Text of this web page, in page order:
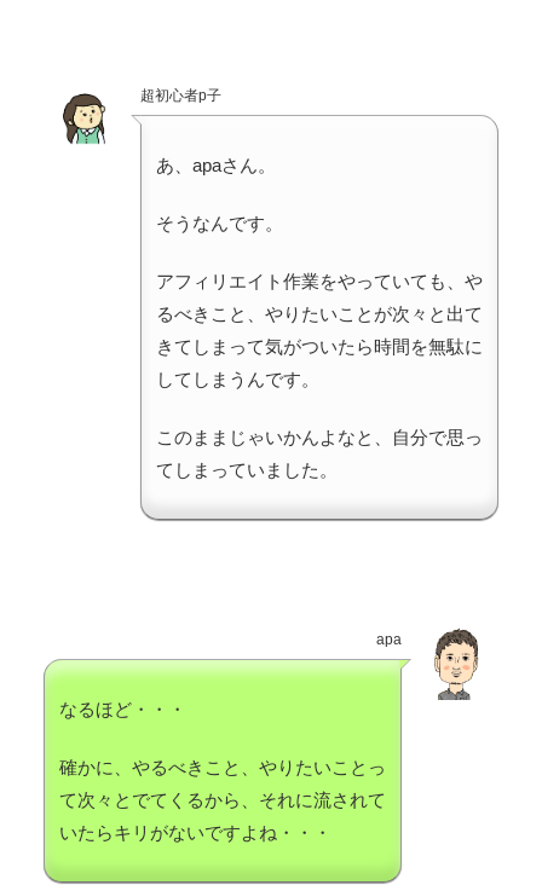
超初心者p子
あ、apaさん。
そうなんです。
アフィリエイト作業をやっていても、や
るべきこと、やりたいことが次々と出て
きてしまって気がついたら時間を無駄に
してしまうんです。
このままじゃいかんよなと、自分で思っ
てしまっていました。
apa
なるほど・・・
確かに、やるべきこと、やりたいことっ
て次々とでてくるから、それに流されて
いたらキリがないですよね・・・